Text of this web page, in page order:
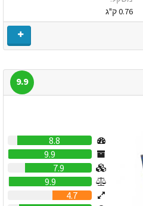
0.76 ק"ג
9.9
8.8
9.9
7.9
9.9
4.7